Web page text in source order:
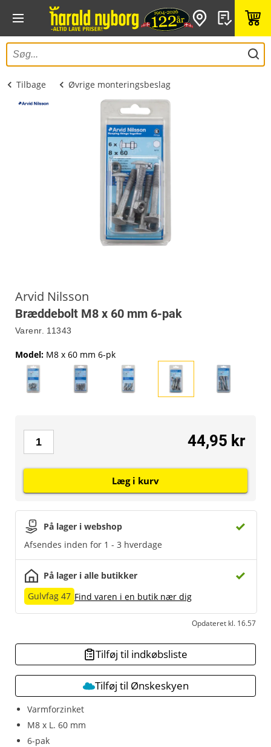
Tilbage Øvrige monteringsbeslag
Arvid Nilsson
Bræddebolt M8 x 60 mm 6-pak
Varenr. 11343
Varmforzinket
M8 x L. 60 mm
6-pak
Model: M8 x 60 mm 6-pk
På lager i webshop
Afsendes inden for 1 - 3 hverdage
På lager i alle butikker
Gulvfag 47 Find varen i en butik nær dig
Opdateret kl. 16.57
44,95 kr
Læg i kurv
Tilføj til indkøbsliste
Tilføj til Ønskeskyen